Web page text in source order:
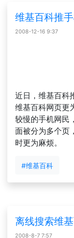
维基百科推
2008-12-16 9:37
近日，维基百科
维基百科网页更
较慢的手机网民
面被分为多个页
时更为麻烦。
#维基百科
离线搜索维
2008-8-7 7:57